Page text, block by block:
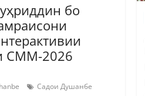
бо
СММ-2026
Садои Душанбе